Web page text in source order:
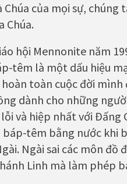
Chúa của mọi sự,
Chúa.
hội Mennonite năm
têm là một dấu hiệu
toàn cuộc đời
dành cho những
và hiệp nhất với Đấng
báp-têm bằng nước khi
Ngài sai các môn đồ
Linh mà làm phép